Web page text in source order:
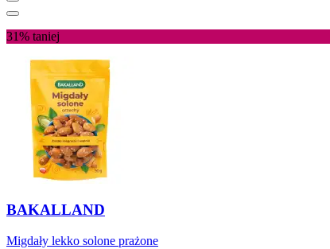
31% taniej
BAKALLAND
Migdały lekko solone prażone